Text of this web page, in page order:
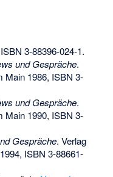
ISBN 3-88396-024-1.
und Gespräche.
Main 1986, ISBN 3-
und Gespräche.
Main 1990, ISBN 3-
Gespräche. Verlag
ISBN 3-88661-